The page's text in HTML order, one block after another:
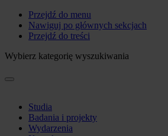
Przejdź do menu
Nawiguj po głównych sekcjach
Przejdź do treści
Wybierz kategorię wyszukiwania
Studia
Badania i projekty
Wydarzenia